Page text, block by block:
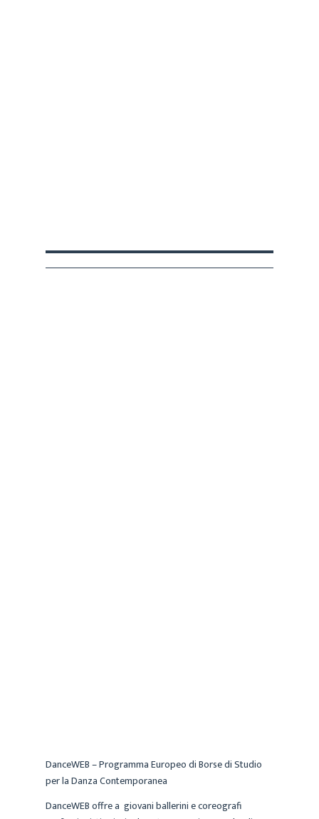
DanceWEB – Programma Europeo di Borse di Studio
per la Danza Contemporanea
DanceWEB offre a giovani ballerini e coreografi